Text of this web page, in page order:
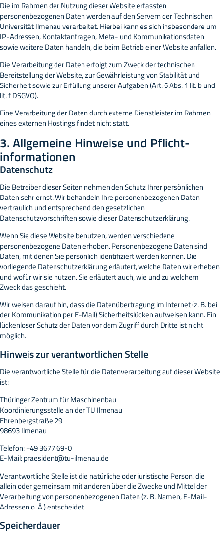
Die im Rahmen der Nutzung dieser Website erfassten
personenbezogenen Daten werden auf den Servern der Technischen
Universität Ilmenau verarbeitet. Hierbei kann es sich insbesondere um
IP-Adressen, Kontaktanfragen, Meta- und Kommunikationsdaten
sowie weitere Daten handeln, die beim Betrieb einer Website anfallen.
Die Verarbeitung der Daten erfolgt zum Zweck der technischen
Bereitstellung der Website, zur Gewährleistung von Stabilität und
Sicherheit sowie zur Erfüllung unserer Aufgaben (Art. 6 Abs. 1 lit. b und
lit. f DSGVO).
Eine Verarbeitung der Daten durch externe Dienstleister im Rahmen
eines externen Hostings findet nicht statt.
3. Allgemeine Hinweise und Pflicht­
informationen
Datenschutz
Die Betreiber dieser Seiten nehmen den Schutz Ihrer persönlichen
Daten sehr ernst. Wir behandeln Ihre personenbezogenen Daten
vertraulich und entsprechend den gesetzlichen
Datenschutzvorschriften sowie dieser Datenschutzerklärung.
Wenn Sie diese Website benutzen, werden verschiedene
personenbezogene Daten erhoben. Personenbezogene Daten sind
Daten, mit denen Sie persönlich identifiziert werden können. Die
vorliegende Datenschutzerklärung erläutert, welche Daten wir erheben
und wofür wir sie nutzen. Sie erläutert auch, wie und zu welchem
Zweck das geschieht.
Wir weisen darauf hin, dass die Datenübertragung im Internet (z. B. bei
der Kommunikation per E-Mail) Sicherheitslücken aufweisen kann. Ein
lückenloser Schutz der Daten vor dem Zugriff durch Dritte ist nicht
möglich.
Hinweis zur verantwortlichen Stelle
Die verantwortliche Stelle für die Datenverarbeitung auf dieser Website
ist:
Thüringer Zentrum für Maschinenbau
Koordinierungsstelle an der TU Ilmenau
Ehrenbergstraße 29
98693 Ilmenau
Telefon: +49 3677 69-0
E-Mail: praesident@tu-ilmenau.de
Verantwortliche Stelle ist die natürliche oder juristische Person, die
allein oder gemeinsam mit anderen über die Zwecke und Mittel der
Verarbeitung von personenbezogenen Daten (z. B. Namen, E-Mail-
Adressen o. Ä.) entscheidet.
Speicherdauer